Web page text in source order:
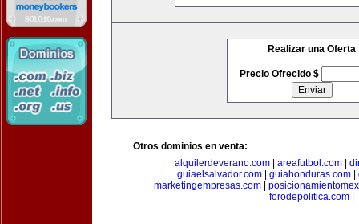
Realizar una Oferta
Precio Ofrecido $
Otros dominios en venta:
alquilerdeverano.com
areafutbol.com
guiaelsalvador.com| guiahonduras.com|
marketingempresas.com
forodepolitica.com